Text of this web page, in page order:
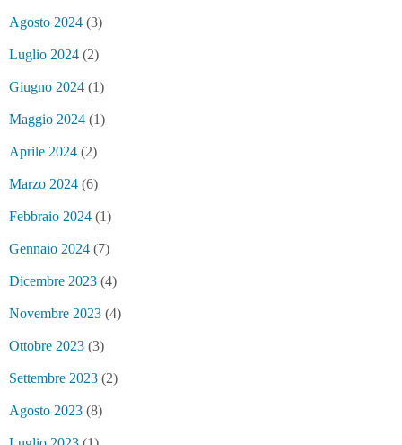
Agosto 2024 (3)
Luglio 2024 (2)
Giugno 2024 (1)
Maggio 2024 (1)
Aprile 2024 (2)
Marzo 2024 (6)
Febbraio 2024 (1)
Gennaio 2024 (7)
Dicembre 2023 (4)
Novembre 2023 (4)
Ottobre 2023 (3)
Settembre 2023 (2)
Agosto 2023 (8)